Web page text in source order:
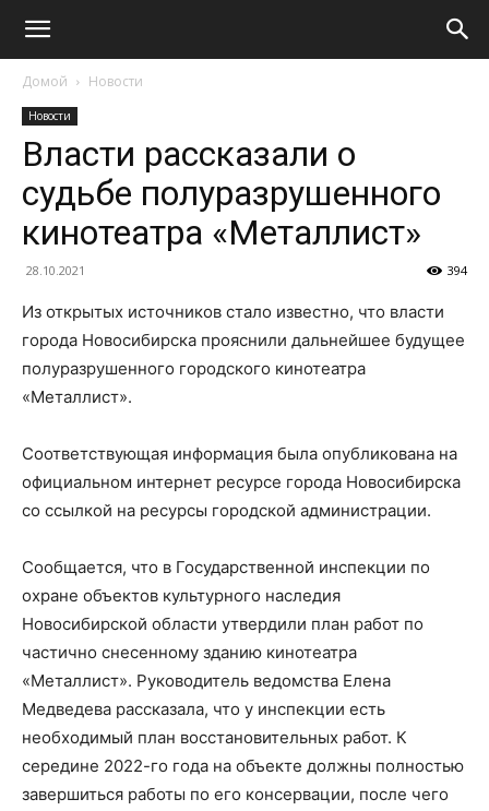
Домой Новости
Новости
Власти рассказали о
судьбе полуразрушенного
кинотеатра «Металлист»
28.10.2021 394
Из открытых источников стало известно, что власти
города Новосибирска прояснили дальнейшее будущее
полуразрушенного городского кинотеатра
«Металлист».
Соответствующая информация была опубликована на
официальном интернет ресурсе города Новосибирска
со ссылкой на ресурсы городской администрации.
Сообщается, что в Государственной инспекции по
охране объектов культурного наследия
Новосибирской области утвердили план работ по
частично снесенному зданию кинотеатра
«Металлист». Руководитель ведомства Елена
Медведева рассказала, что у инспекции есть
необходимый план восстановительных работ. К
середине 2022-го года на объекте должны полностью
завершиться работы по его консервации, после чего